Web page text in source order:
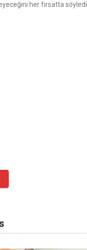
her fırsatta söyledi.